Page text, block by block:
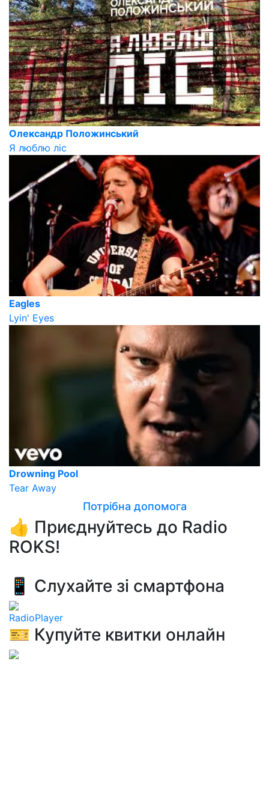
Олександр Положинський
Я люблю ліс
Eagles
Lyin' Eyes
Drowning Pool
Tear Away
Потрібна допомога
👍 Приєднуйтесь до Radio
ROKS!
📱 Слухайте зі смартфона
RadioPlayer
🎫 Купуйте квитки онлайн